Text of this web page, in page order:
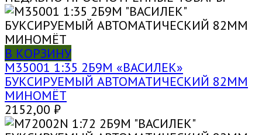
В КОРЗИНУ
M35001 1:35 2Б9М «ВАСИЛЕК»
БУКСИРУЕМЫЙ АВТОМАТИЧЕСКИЙ 82ММ
МИНОМЁТ
2152,00 ₽